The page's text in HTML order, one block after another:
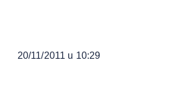
20/11/2011 u 10:29